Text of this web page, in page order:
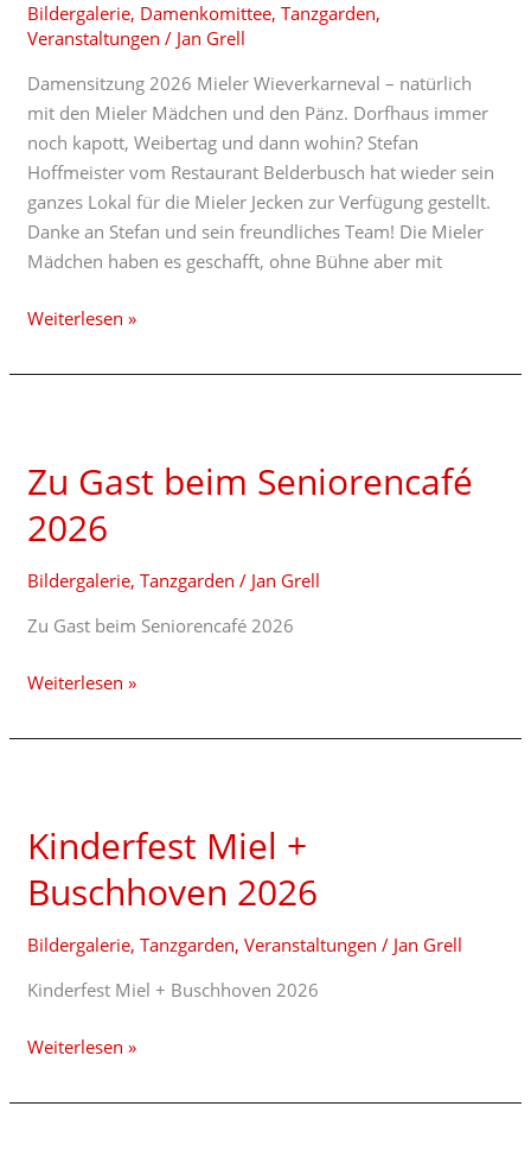
Bildergalerie, Damenkomittee,Tanzgarden,
Veranstaltungen / Jan Grell
Damensitzung 2026 Mieler Wieverkarneval – natürlich
mit den Mieler Mädchen und den Pänz. Dorfhaus immer
noch kapott, Weibertag und dann wohin? Stefan
Hoffmeister vom Restaurant Belderbusch hat wieder sein
ganzes Lokal für die Mieler Jecken zur Verfügung gestellt.
Danke an Stefan und sein freundliches Team! Die Mieler
Mädchen haben es geschafft, ohne Bühne aber mit
Weiterlesen »
Zu Gast beim Seniorencafé
2026
Bildergalerie,Tanzgarden / Jan Grell
Zu Gast beim Seniorencafé 2026
beim
2026
Weiterlesen »
Kinderfest Miel +
Buschhoven 2026
Bildergalerie,Tanzgarden,Veranstaltungen / Jan Grell
Kinderfest Miel + Buschhoven 2026
+
2026
Weiterlesen »